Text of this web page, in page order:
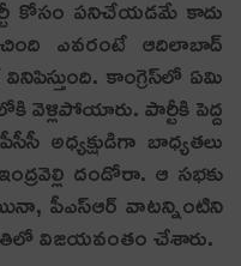
కోసం పనిచేయడమే కాదు
ఎవ‌రంటే ఆదిలాబాద్
కాంగ్రెస్‌లో ఏమి
పార్టీకి పెద్ద
అధ్యక్షుడిగా బాధ్య‌త‌లు
దండోరా. ఆ స‌భ‌కు
పీఎస్ఆర్ వాట‌న్నింటిని
రీతిలో విజ‌య‌వంతం చేశారు.